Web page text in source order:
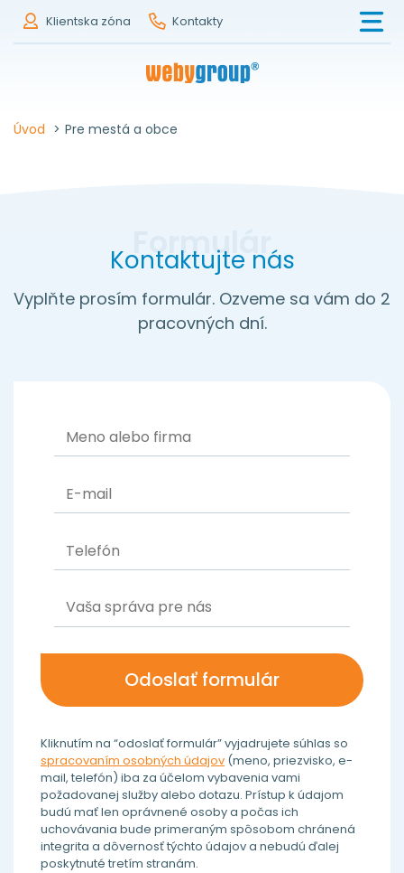
Klientska zóna Kontakty
Úvod > Pre mestá a obce
Kontaktujte nás
Vyplňte prosím formulár. Ozveme sa vám do 2
pracovných dní.
Kliknutím na “odoslať formulár” vyjadrujete súhlas so
spracovaním osobných údajov (meno, priezvisko, e-
mail, telefón) iba za účelom vybavenia vami
požadovanej služby alebo dotazu. Prístup k údajom
budú mať len oprávnené osoby a počas ich
uchovávania bude primeraným spôsobom chránená
integrita a dôvernosť týchto údajov a nebudú ďalej
poskytnuté tretím stranám.